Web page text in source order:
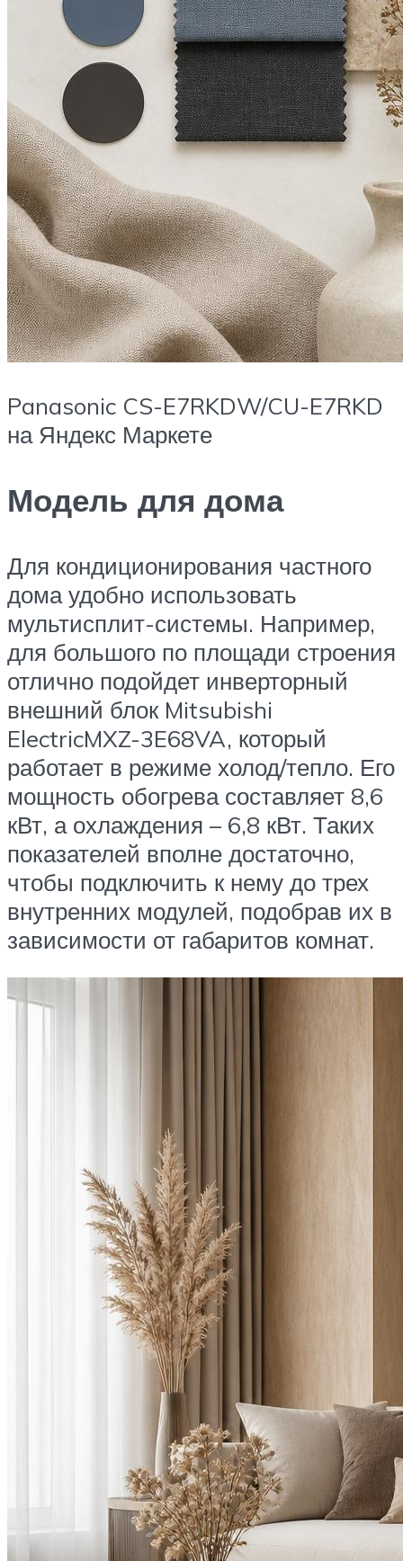
Panasonic CS-E7RKDW/CU-E7RKD
на Яндекс Маркете
Модель для дома
Для кондиционирования частного
дома удобно использовать
мультисплит-системы. Например,
для большого по площади строения
отлично подойдет инверторный
внешний блок Mitsubishi
ElectricMXZ-3E68VA, который
работает в режиме холод/тепло. Его
мощность обогрева составляет 8,6
кВт, а охлаждения – 6,8 кВт. Таких
показателей вполне достаточно,
чтобы подключить к нему до трех
внутренних модулей, подобрав их в
зависимости от габаритов комнат.